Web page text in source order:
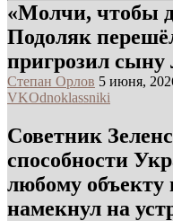
«Молчи, чтобы
Подоляк
пригрозил
Степан Орлов 5 июня,
VKOdnoklassniki
Советник
способности
любому объекту
намекнул на